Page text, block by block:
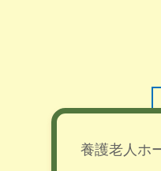
養護老人ホ